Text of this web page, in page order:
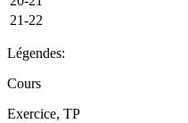
21-22
Légendes:
Cours
Exercice, TP